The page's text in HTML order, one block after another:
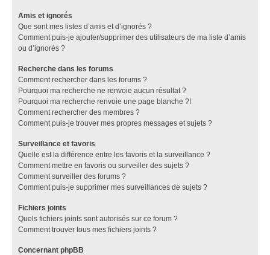
Amis et ignorés
Que sont mes listes d’amis et d’ignorés ?
Comment puis-je ajouter/supprimer des utilisateurs de ma liste d’amis
ou d’ignorés ?
Recherche dans les forums
Comment rechercher dans les forums ?
Pourquoi ma recherche ne renvoie aucun résultat ?
Pourquoi ma recherche renvoie une page blanche ?!
Comment rechercher des membres ?
Comment puis-je trouver mes propres messages et sujets ?
Surveillance et favoris
Quelle est la différence entre les favoris et la surveillance ?
Comment mettre en favoris ou surveiller des sujets ?
Comment surveiller des forums ?
Comment puis-je supprimer mes surveillances de sujets ?
Fichiers joints
Quels fichiers joints sont autorisés sur ce forum ?
Comment trouver tous mes fichiers joints ?
Concernant phpBB